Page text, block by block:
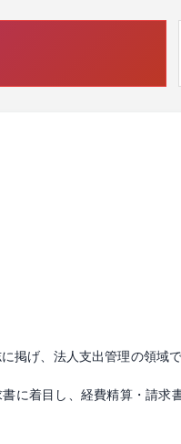
げ、法人支出管理の領域
に着目し、経費精算・請求